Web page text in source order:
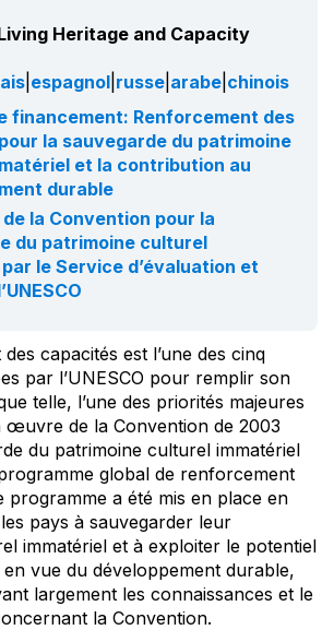
Heritage and Capacity
espagnol russe arabe chinois
financement: Renforcement des
la sauvegarde du patrimoine
et la contribution au
durable
la Convention pour la
du patrimoine culturel
le Service d’évaluation et
capacités est l’une des cinq
par l’UNESCO pour remplir son
telle, l’une des priorités majeures
œuvre de la Convention de 2003
du patrimoine culturel immatériel
global de renforcement
programme a été mis en place en
pays à sauvegarder leur
immatériel et à exploiter le potentiel
vue du développement durable,
largement les connaissances et le
la Convention.